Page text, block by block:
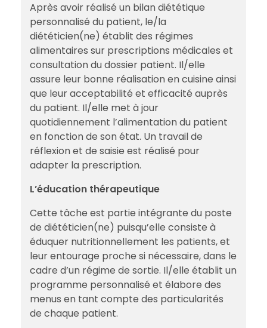
Après avoir réalisé un bilan diététique
personnalisé du patient, le/la
diététicien(ne) établit des régimes
alimentaires sur prescriptions médicales et
consultation du dossier patient. Il/elle
assure leur bonne réalisation en cuisine ainsi
que leur acceptabilité et efficacité auprès
du patient. Il/elle met à jour
quotidiennement l’alimentation du patient
en fonction de son état. Un travail de
réflexion et de saisie est réalisé pour
adapter la prescription.
L’éducation thérapeutique
Cette tâche est partie intégrante du poste
de diététicien(ne) puisqu’elle consiste à
éduquer nutritionnellement les patients, et
leur entourage proche si nécessaire, dans le
cadre d’un régime de sortie. Il/elle établit un
programme personnalisé et élabore des
menus en tant compte des particularités
de chaque patient.